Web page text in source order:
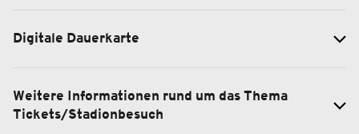
Digitale Dauerkarte
Weitere Informationen rund um das Thema
Tickets/Stadionbesuch